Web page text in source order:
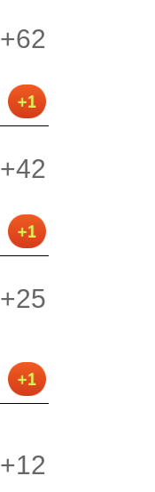
+62
+42
+25
+12